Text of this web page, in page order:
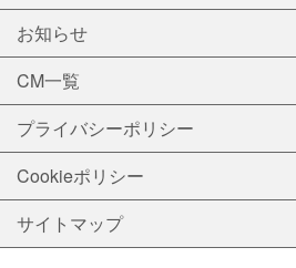
お知らせ
CM一覧
プライバシーポリシー
Cookieポリシー
サイトマップ